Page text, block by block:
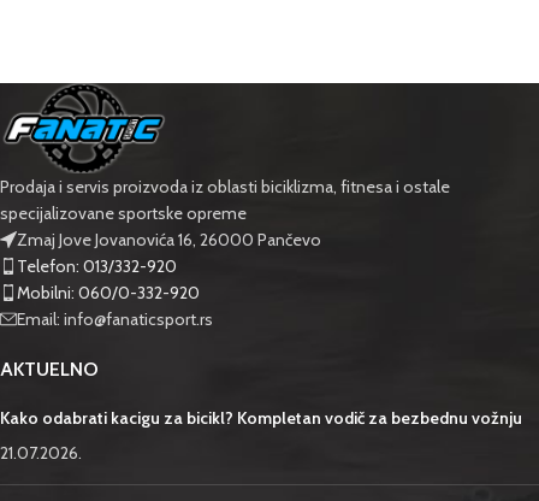
Prodaja i servis proizvoda iz oblasti biciklizma, fitnesa i ostale
specijalizovane sportske opreme
Zmaj Jove Jovanovića 16, 26000 Pančevo
Telefon: 013/332-920
Mobilni: 060/0-332-920
Email: info@fanaticsport.rs
AKTUELNO
Kako odabrati kacigu za bicikl? Kompletan vodič za bezbednu vožnju
21.07.2026.